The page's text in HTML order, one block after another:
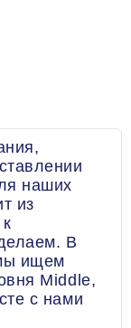
наших
из
В
ищем
Middle,
с нами